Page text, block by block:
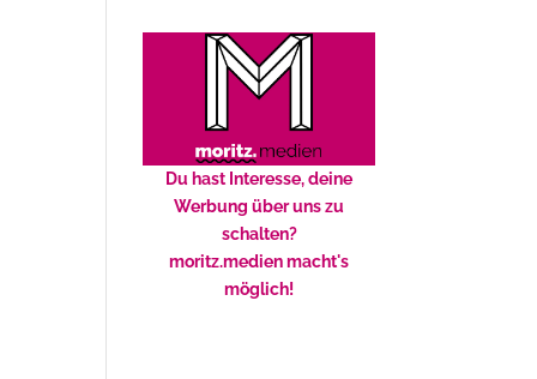
Du hast Interesse, deine
Werbung über uns zu
schalten?
moritz.medien macht's
möglich!